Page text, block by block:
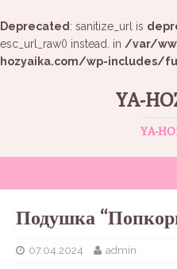
Deprecated : sanitize_url is
esc_url_raw() instead. in /var/
hozyaika.com/wp-includes/
YA-
YA-
Подушка
07.04.2024 admin